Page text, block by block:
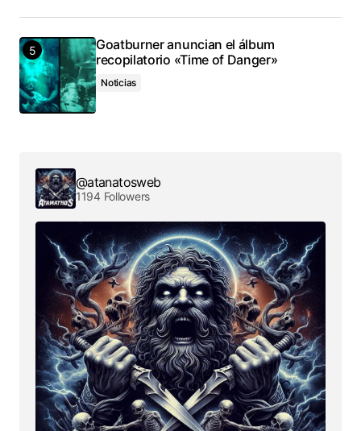
Goatburner anuncian el álbum
recopilatorio «Time of Danger»
Noticias
@atanatosweb
1194 Followers